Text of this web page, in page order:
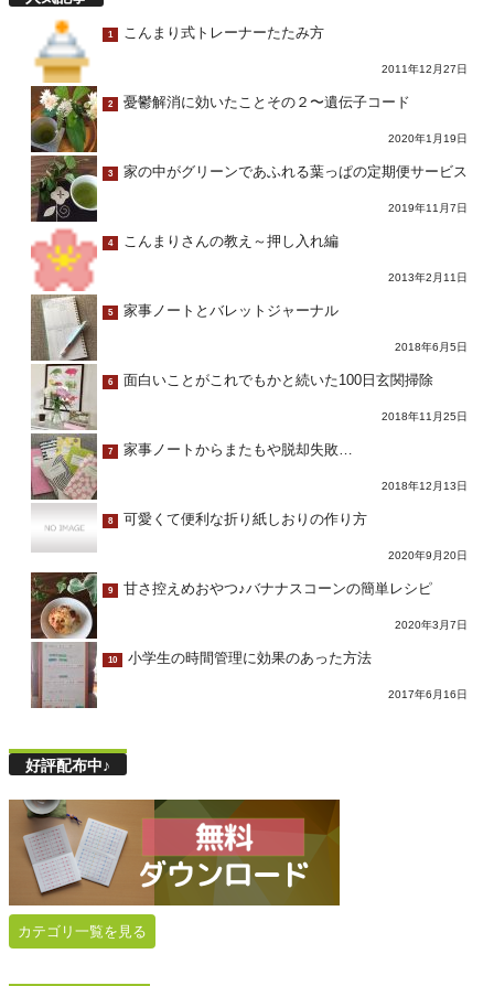
1 こんまり式トレーナーたたみ方
2011年12月27日
2 憂鬱解消に効いたことその２〜遺伝子コード
2020年1月19日
3 家の中がグリーンであふれる葉っぱの定期便サービス
2019年11月7日
4 こんまりさんの教え～押し入れ編
2013年2月11日
5 家事ノートとバレットジャーナル
2018年6月5日
6 面白いことがこれでもかと続いた100日玄関掃除
2018年11月25日
7 家事ノートからまたもや脱却失敗…
2018年12月13日
8 可愛くて便利な折り紙しおりの作り方
2020年9月20日
9 甘さ控えめおやつ♪バナナスコーンの簡単レシピ
2020年3月7日
10 小学生の時間管理に効果のあった方法
2017年6月16日
好評配布中♪
カテゴリ一覧を見る